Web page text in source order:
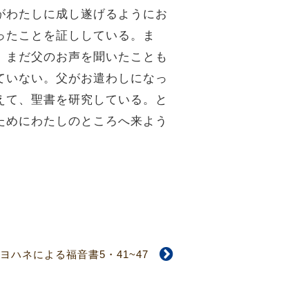
わたしに成し遂げるようにお
ことを証ししている。
ま
だ父のお声を聞いたことも
ない。父がお遣わしになっ
、聖書を研究している。と
にわたしのところへ来よう
ヨハネによる福音書5・41~47